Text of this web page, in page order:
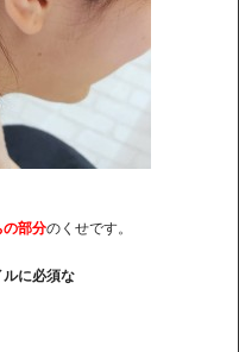
の部分のくせです。
ルに必須な